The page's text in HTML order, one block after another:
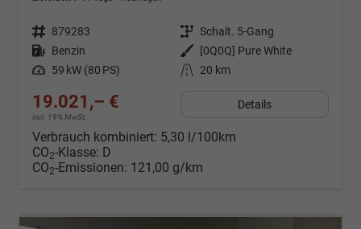
Fahrzeugnr. 879283 Getriebe Schalt. 5-Gang
Kraftstoff Benzin Außenfarbe
[0Q0Q] Pure White
Leistung 59 kW (80 PS) Kilometerstand 20 km
19.021,– €
incl. 19% MwSt.
Details
Verbrauch kombiniert: 5,30 l/100km
CO2-Klasse: D
CO2-Emissionen: 121,00 g/km